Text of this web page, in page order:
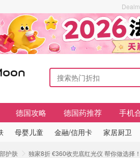
德国攻略 德国药推荐 手机
母婴儿童 金融/信用卡 家居厨卫
护肤 独家8折 €360收兜底红光仪 帮你做选择